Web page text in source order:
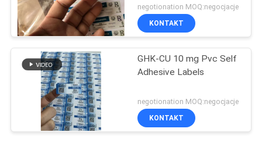
Etykieta butelki
medycyny
negotionation MOQ:negocjacje
KONTAKT
GHK-CU 10 mg Pvc Self
Adhesive Labels
negotionation MOQ:negocjacje
KONTAKT